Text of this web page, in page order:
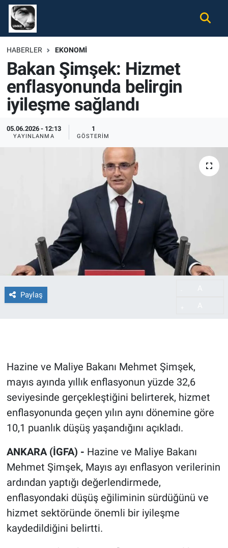
HABERLER EKONOMI
Bakan Şimşek: Hizmet
enflasyonunda belirgin
iyileşme sağlandı
05.06.2026 - 12:13
YAYINLANMA
1
GÖSTERIM
Paylaş
Hazine ve Maliye Bakanı Mehmet Şimşek,
mayıs ayında yıllık enflasyonun yüzde 32,6
seviyesinde gerçekleştiğini belirterek, hizmet
enflasyonunda geçen yılın aynı dönemine göre
10,1 puanlık düşüş yaşandığını açıkladı.
ANKARA (İGFA) - Hazine ve Maliye Bakanı
Mehmet Şimşek, Mayıs ayı enflasyon verilerinin
ardından yaptığı değerlendirmede,
enflasyondaki düşüş eğiliminin sürdüğünü ve
hizmet sektöründe önemli bir iyileşme
kaydedildiğini belirtti.
Gündem
Ekonomi
Spor
Magazin
Tüm Haberler
Nöbetçi Eczaneler
Hava Durumu
Namaz Vakitleri
Trafik Durumu
Süper Lig Puan Durumu ve Fikstür
Son Dakika Haberleri
Haber Arşivi